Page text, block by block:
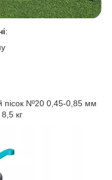
:
пісок Nº20 0,45-0,85 мм
кг